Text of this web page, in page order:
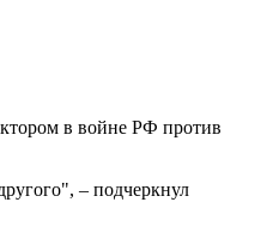
в войне РФ против
– подчеркнул